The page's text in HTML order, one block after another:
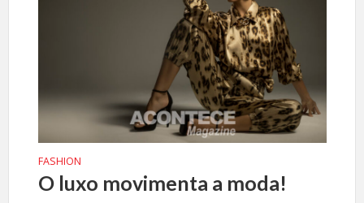
FASHION
O luxo movimenta a moda!